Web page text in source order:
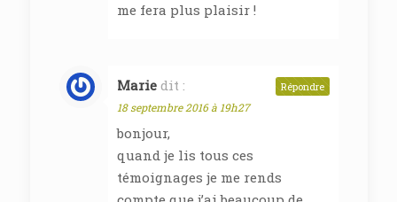
me fera plus plaisir !
Marie dit :
18 septembre 2016 à 19h27
bonjour,
quand je lis tous ces
témoignages je me rends
Répondre